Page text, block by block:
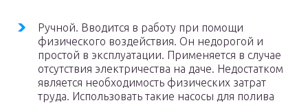
Ручной. Вводится в работу при помощи
физического воздействия. Он недорогой и
простой в эксплуатации. Применяется в случае
отсутствия электричества на даче. Недостатком
является необходимость физических затрат
труда. Использовать такие насосы для полива